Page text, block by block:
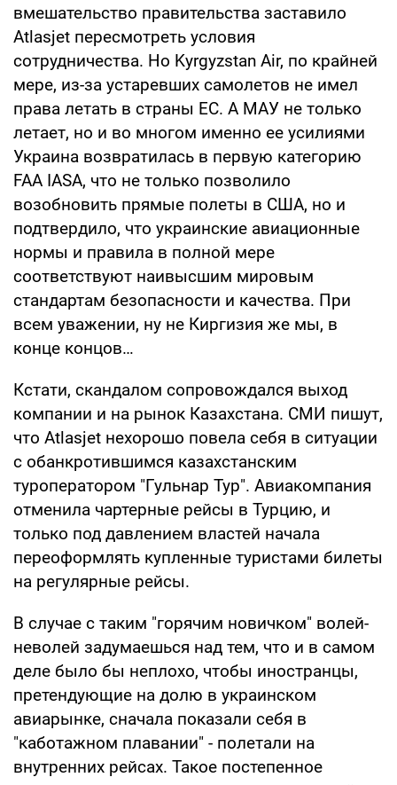
вмешательство правительства заставило
Atlasjet пересмотреть условия
сотрудничества. Но Kyrgyzstan Air, по крайней
мере, из-за устаревших самолетов не имел
права летать в страны ЕС. А МАУ не только
летает, но и во многом именно ее усилиями
Украина возвратилась в первую категорию
FAA IASA, что не только позволило
возобновить прямые полеты в США, но и
подтвердило, что украинские авиационные
нормы и правила в полной мере
соответствуют наивысшим мировым
стандартам безопасности и качества. При
всем уважении, ну не Киргизия же мы, в
конце концов…
Кстати, скандалом сопровождался выход
компании и на рынок Казахстана. СМИ пишут,
что Atlasjet нехорошо повела себя в ситуации
с обанкротившимся казахстанским
туроператором "Гульнар Тур". Авиакомпания
отменила чартерные рейсы в Турцию, и
только под давлением властей начала
переоформлять купленные туристами билеты
на регулярные рейсы.
В случае с таким "горячим новичком" волей-
неволей задумаешься над тем, что и в самом
деле было бы неплохо, чтобы иностранцы,
претендующие на долю в украинском
авиарынке, сначала показали себя в
"каботажном плавании" - полетали на
внутренних рейсах. Такое постепенное